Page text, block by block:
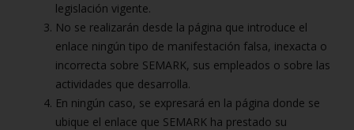
legislación vigente.
No se realizarán desde la página que introduce el
enlace ningún tipo de manifestación falsa, inexacta o
incorrecta sobre SEMARK, sus empleados o sobre las
actividades que desarrolla.
En ningún caso, se expresará en la página donde se
ubique el enlace que SEMARK ha prestado su